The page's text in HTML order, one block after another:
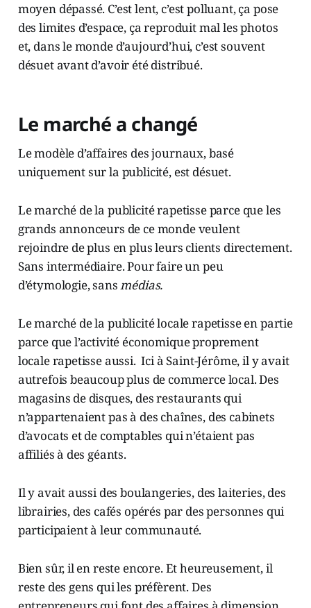
moyen dépassé. C’est lent, c’est polluant, ça pose
des limites d’espace, ça reproduit mal les photos
et, dans le monde d’aujourd’hui, c’est souvent
désuet avant d’avoir été distribué.
Le marché a changé
Le modèle d’affaires des journaux, basé
uniquement sur la publicité, est désuet.
Le marché de la publicité rapetisse parce que les
grands annonceurs de ce monde veulent
rejoindre de plus en plus leurs clients directement.
Sans intermédiaire. Pour faire un peu
d’étymologie, sansmédias.
Le marché de la publicité locale rapetisse en partie
parce que l’activité économique proprement
locale rapetisse aussi. Ici à Saint-Jérôme, il y avait
autrefois beaucoup plus de commerce local. Des
magasins de disques, des restaurants qui
n’appartenaient pas à des chaînes, des cabinets
d’avocats et de comptables qui n’étaient pas
affiliés à des géants.
Il y avait aussi des boulangeries, des laiteries, des
librairies, des cafés opérés par des personnes qui
participaient à leur communauté.
Bien sûr, il en reste encore. Et heureusement, il
reste des gens qui les préfèrent. Des